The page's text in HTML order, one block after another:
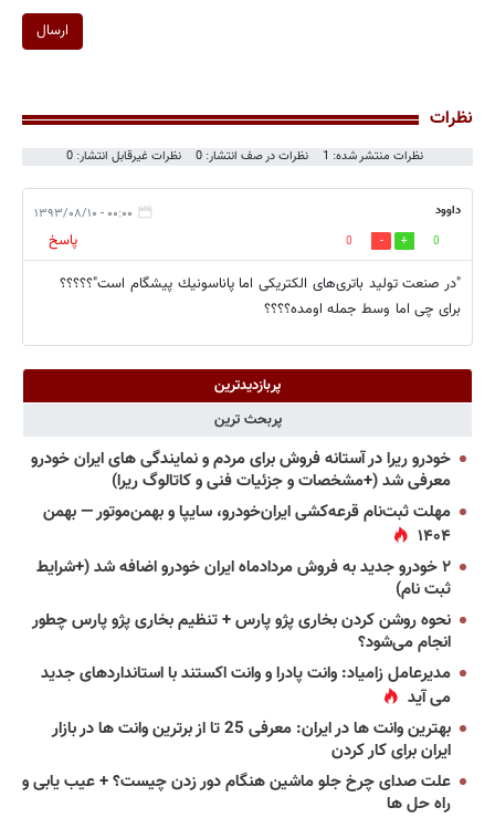
ارسال
نظرات
نظرات منتشر شده: 1 نظرات در صف انتشار: 0 نظرات غیرقابل انتشار: 0
داوود ۰۰:۰۰ - ۱۳۹۳/۰۸/۱۰
0
0
پاسخ
"در صنعت تولید باتری‌های الكتریكی اما پاناسونیك پیشگام است"؟؟؟؟؟
برای چی اما وسط جمله اومده؟؟؟؟
پربازدیدترین
پربحث ترین
خودرو ریرا در آستانه فروش برای مردم و نمایندگی های ایران خودرو
معرفی شد (+مشخصات و جزئیات فنی و کاتالوگ ریرا)
مهلت ثبت‌نام قرعه‌کشی ایران‌خودرو، سایپا و بهمن‌موتور — بهمن
۱۴۰۴
۲ خودرو جدید به فروش مردادماه ایران خودرو اضافه شد (+شرایط
ثبت نام)
نحوه روشن کردن بخاری پژو پارس + تنظیم بخاری پژو پارس چطور
انجام می‌شود؟
مدیرعامل زامیاد: وانت پادرا و وانت اکستند با استانداردهای جدید
می آید
بهترین وانت ها در ایران: معرفی 25 تا از برترین وانت ها در بازار
ایران برای کار کردن
علت صدای چرخ جلو ماشین هنگام دور زدن چیست؟ + عیب یابی و
راه حل ها